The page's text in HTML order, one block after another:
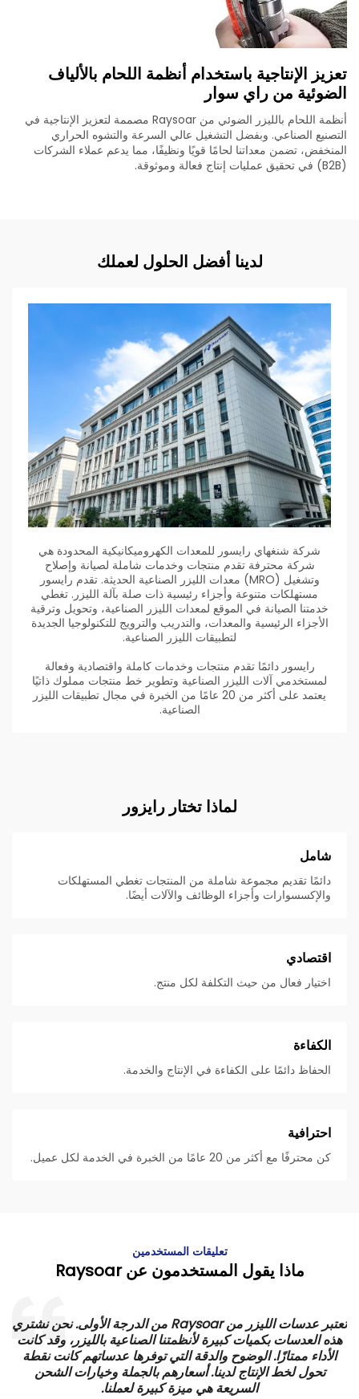
تعزيز الإنتاجية باستخدام أنظمة اللحام بالألياف
الضوئية من راي سوار
أنظمة اللحام بالليزر الضوئي من Raysoar مصممة لتعزيز الإنتاجية في
التصنيع الصناعي. وبفضل التشغيل عالي السرعة والتشوه الحراري
المنخفض، تضمن معداتنا لحامًا قويًا ونظيفًا، مما يدعم عملاء الشركات
(B2B) في تحقيق عمليات إنتاج فعالة وموثوقة.
لدينا أفضل الحلول لعملك
شركة شنغهاي رايسور للمعدات الكهروميكانيكية المحدودة هي
شركة محترفة تقدم منتجات وخدمات شاملة لصيانة وإصلاح
وتشغيل (MRO) معدات الليزر الصناعية الحديثة. تقدم رايسور
مستهلكات متنوعة وأجزاء رئيسية ذات صلة بآلة الليزر. تغطي
خدمتنا الصيانة في الموقع لمعدات الليزر الصناعية، وتحويل وترقية
الأجزاء الرئيسية والمعدات، والتدريب والترويج للتكنولوجيا الجديدة
لتطبيقات الليزر الصناعية.
رايسور دائمًا تقدم منتجات وخدمات كاملة واقتصادية وفعالة
لمستخدمي آلات الليزر الصناعية وتطوير خط منتجات مملوك ذاتيًا
يعتمد على أكثر من 20 عامًا من الخبرة في مجال تطبيقات الليزر
الصناعية.
لماذا تختار رايزور
شامل
دائمًا تقديم مجموعة شاملة من المنتجات تغطي المستهلكات
والإكسسوارات وأجزاء الوظائف والآلات أيضًا.
اقتصادي
اختيار فعال من حيث التكلفة لكل منتج.
الكفاءة
الحفاظ دائمًا على الكفاءة في الإنتاج والخدمة.
احترافية
كن محترفًا مع أكثر من 20 عامًا من الخبرة في الخدمة لكل عميل.
تعليقات المستخدمين
ماذا يقول المستخدمون عن Raysoar
تعتبر عدسات الليزر من Raysoar من الدرجة الأولى. نحن نشتري
هذه العدسات بكميات كبيرة لأنظمتنا الصناعية بالليزر، وقد كانت
الأداء ممتازًا. الوضوح والدقة التي توفرها عدساتهم كانت نقطة
تحول لخط الإنتاج لدينا. أسعارهم بالجملة وخيارات الشحن
السريعة هي ميزة كبيرة لعملنا.